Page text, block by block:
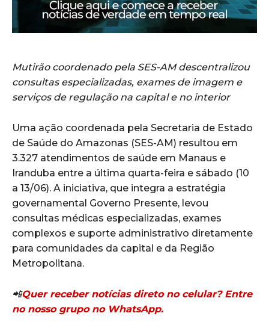
Mutirão coordenado pela SES-AM descentralizou
consultas especializadas, exames de imagem e
serviços de regulação na capital e no interior
Uma ação coordenada pela Secretaria de Estado
de Saúde do Amazonas (SES-AM) resultou em
3.327 atendimentos de saúde em Manaus e
Iranduba entre a última quarta-feira e sábado (10
a 13/06). A iniciativa, que integra a estratégia
governamental Governo Presente, levou
consultas médicas especializadas, exames
complexos e suporte administrativo diretamente
para comunidades da capital e da Região
Metropolitana.
📲Quer receber notícias direto no celular? Entre
no nosso grupo no WhatsApp.